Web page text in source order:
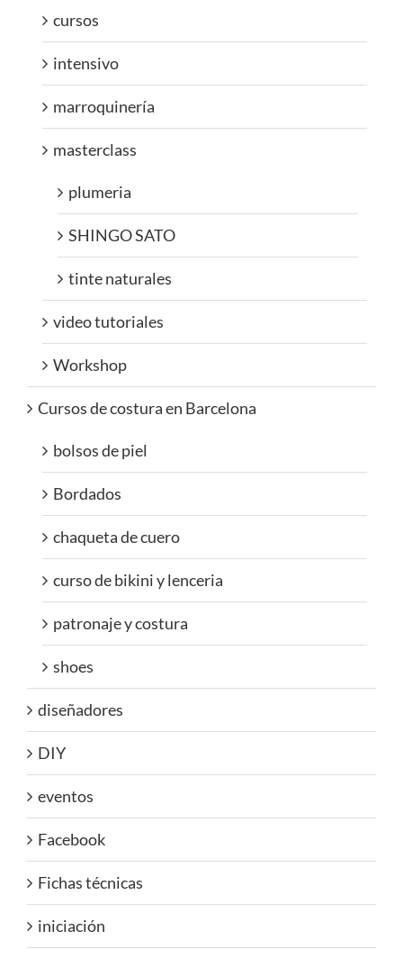
cursos
intensivo
marroquinería
masterclass
plumeria
SHINGO SATO
tinte naturales
video tutoriales
Workshop
Cursos de costura en Barcelona
bolsos de piel
Bordados
chaqueta de cuero
curso de bikini y lenceria
patronaje y costura
shoes
diseñadores
DIY
eventos
Facebook
Fichas técnicas
iniciación